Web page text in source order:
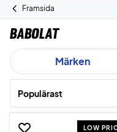
Framsida
Babolat
Märken
Populärast
LOW